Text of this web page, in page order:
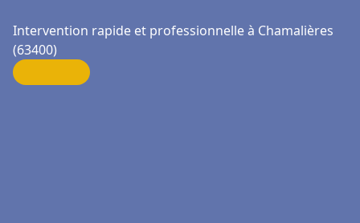
Intervention rapide et professionnelle à Chamalières
(63400)